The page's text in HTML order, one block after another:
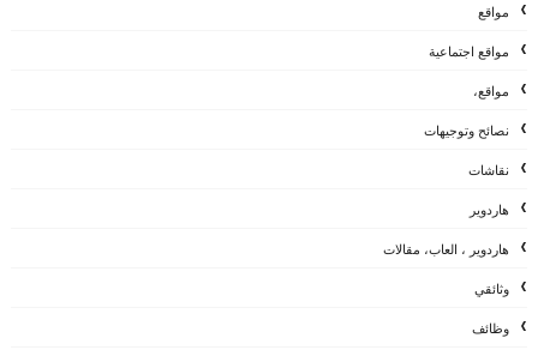
مواقع
مواقع اجتماعية
مواقع،
نصائح وتوجيهات
نقاشات
هاردوير
هاردوير ، العاب، مقالات
وثائقي
وظائف